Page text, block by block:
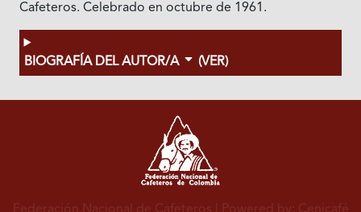
Cafeteros. Celebrado en octubre de 1961.
BIOGRAFÍA DEL AUTOR/A (VER)
Federación Nacional de Cafeteros | Powered by: Cenicafé